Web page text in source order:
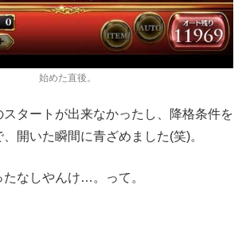
始めた直後。
タートが出来なかったし、降格条件を
開いた瞬間に青ざめました(笑)。
たなしやんけ…。って。